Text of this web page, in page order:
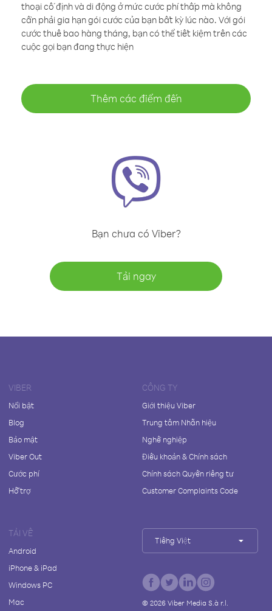
thoại cố định và di động ở mức cước phí thấp mà không
cần phải gia hạn gói cước của bạn bất kỳ lúc nào. Với gói
cước thuê bao hàng tháng, bạn có thể tiết kiệm trên các
cuộc gọi bạn đang thực hiện
Thêm các điểm đến
Bạn chưa có Viber?
Tải ngay
VIBER
Nổi bật
Blog
Bảo mật
Viber Out
Cước phí
Hỗ trợ
CÔNG TY
Giới thiệu Viber
Trung tâm Nhãn hiệu
Nghề nghiệp
Điều khoản & Chính sách
Chính sách Quyền riêng tư
Customer Complaints Code
TẢI VỀ
Android
iPhone & iPad
Windows PC
Mac
Tiếng Việt
© 2026Viber Media S.à r.l.